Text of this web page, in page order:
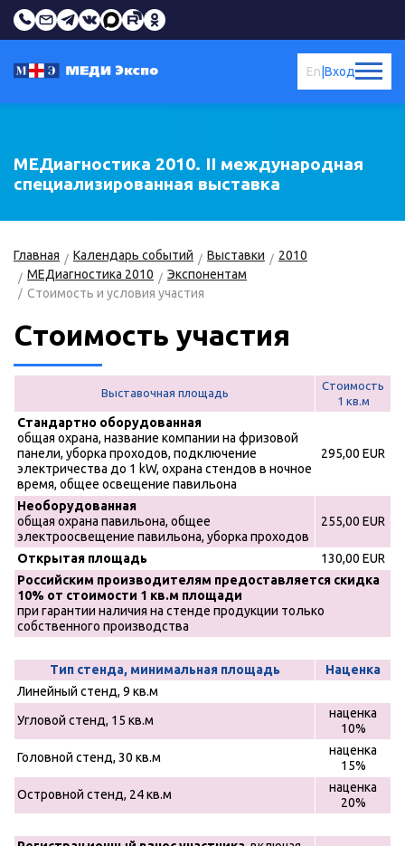
Вход
En
МЕДиагностика 2010. II международная
специализированная выставка
Главная Календарь событий Выставки
2010
МЕДиагностика 2010
Экспонентам
Стоимость и условия участия
Стоимость участия
Выставочная площадь
Стоимость
1 кв.м
Стандартно оборудованная
общая охрана, название компании на фризовой
панели, уборка проходов, подключение
электричества до 1 kW, охрана стендов в ночное
время, общее освещение павильона
295,00 EUR
Необорудованная
общая охрана павильона, общее
электроосвещение павильона, уборка проходов
255,00 EUR
Открытая площадь
130,00 EUR
Российским производителям предоставляется скидка
10% от стоимости 1 кв.м площади
при гарантии наличия на стенде продукции только
собственного производства
Тип стенда, минимальная площадь
Наценка
Линейный стенд, 9 кв.м
Угловой стенд, 15 кв.м
наценка
10%
Головной стенд, 30 кв.м
наценка
15%
Островной стенд, 24 кв.м
наценка
20%